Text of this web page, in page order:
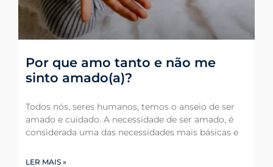
Por que amo tanto e não me
sinto amado(a)?
Todos nós, seres humanos, temos o anseio de ser
amado e cuidado. A necessidade de ser amado, é
considerada uma das necessidades mais básicas e
LER MAIS »